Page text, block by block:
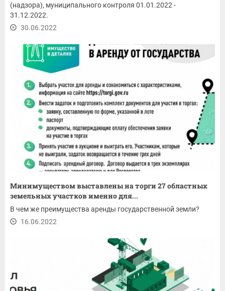
(надзора), муниципального контроля 01.01.2022 -
31.12.2022.
30.06.2022
Минимуществом выставлены на торги 27 областных
земельных участков именно для...
В чем же преимущества аренды государственной земли?
16.06.2022